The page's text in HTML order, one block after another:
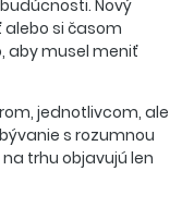
Nový
si časom
aby musel meniť
jednotlivcom, ale
s rozumnou
trhu objavujú len